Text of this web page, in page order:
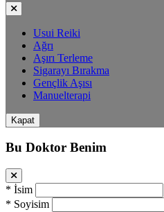
Usui Reiki
Ağrı
Aşırı Terleme
Sigarayı Bırakma
Gençlik Aşısı
Manuelterapi
Kapat
Bu Doktor Benim
* İsim
* Soyisim